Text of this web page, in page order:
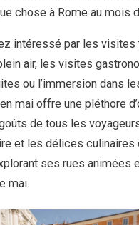
chose à Rome au mois
intéressé par les visites
air, les visites
ou l’immersion dans
mai offre une pléthore
de tous les
et les délices culinaires
ses rues animées
mai.